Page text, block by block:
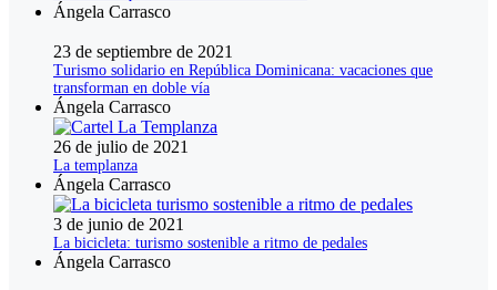
Ángela Carrasco
23 de septiembre de 2021
Turismo solidario en República Dominicana: vacaciones que
transforman en doble vía
Ángela Carrasco
26 de julio de 2021
La templanza
Ángela Carrasco
3 de junio de 2021
La bicicleta: turismo sostenible a ritmo de pedales
Ángela Carrasco